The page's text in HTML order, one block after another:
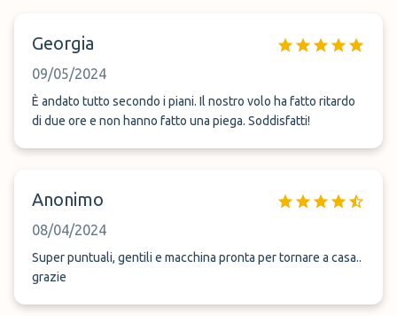
Georgia
09/05/2024
È andato tutto secondo i piani. Il nostro volo ha fatto ritardo
di due ore e non hanno fatto una piega. Soddisfatti!
Anonimo
08/04/2024
Super puntuali, gentili e macchina pronta per tornare a casa..
grazie